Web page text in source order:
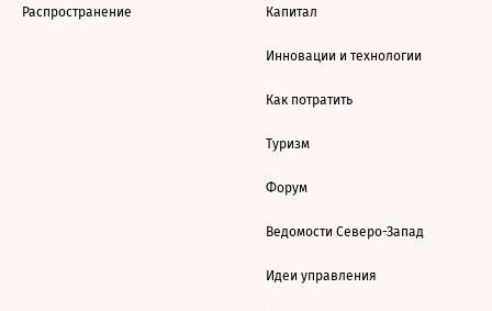
Распространение Капитал
Инновации и технологии
Как потратить
Туризм
Форум
Ведомости Северо-Запад
Идеи управления